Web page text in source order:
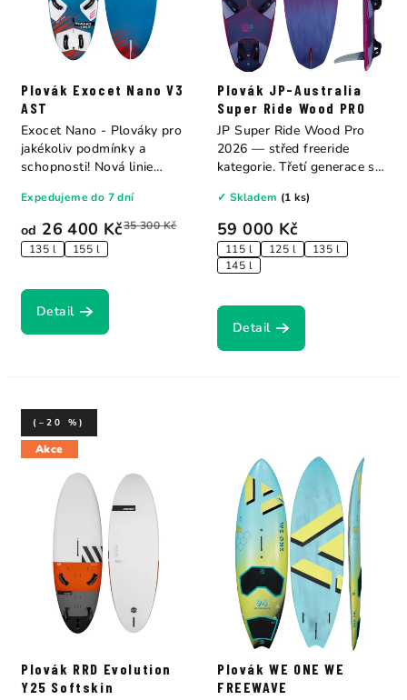
Plovák Exocet Nano V3
AST
od 26 400 Kč35 300 Kč
135 l 155 l
Expedujeme do 7 dní
Detail
Exocet Nano - Plováky pro
jakékoliv podmínky a
schopnosti! Nová linie
Plovák JP-Australia
Super Ride Wood PRO
59 000 Kč
115 l 125 l
135 l
145 l
✓ Skladem (1 ks)
Detail
JP Super Ride Wood Pro
2026 — střed freeride
kategorie. Třetí generace s
Akce
Plovák RRD Evolution
Y25 Softskin
(–20 %)
Plovák WE ONE WE
FREEWAVE